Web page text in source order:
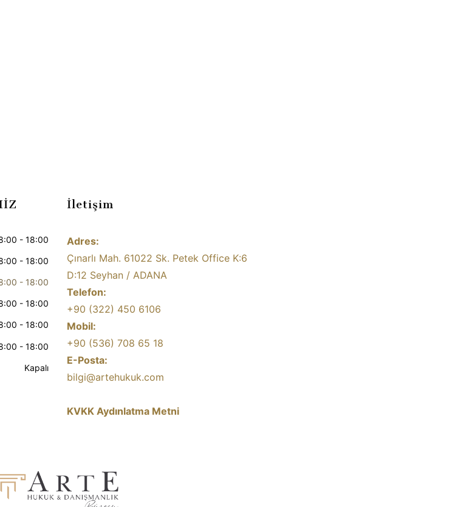
- 18:00
- 18:00
- 18:00
- 18:00
- 18:00
- 18:00
Kapalı
İletişim
Adres:
Çınarlı Mah. 61022 Sk. Petek Office K:6
D:12 Seyhan / ADANA
Telefon:
+90 (322) 450 6106
Mobil:
+90 (536) 708 65 18
E-Posta:
bilgi@artehukuk.com
KVKK Aydınlatma Metni